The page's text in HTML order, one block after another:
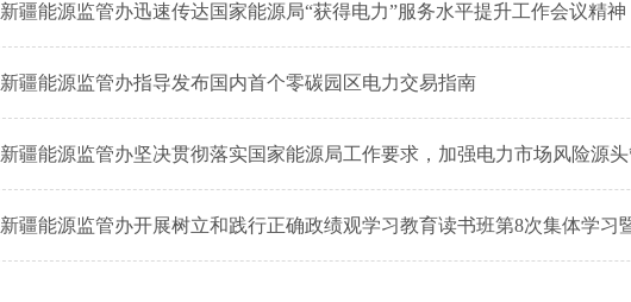
新疆能源监管办迅速传达国家能源局“获得电力”服务水平提升工作会议精神
新疆能源监管办指导发布国内首个零碳园区电力交易指南
新疆能源监管办坚决贯彻落实国家能源局工作要求，加强电力市场风险源
新疆能源监管办开展树立和践行正确政绩观学习教育读书班第8次集体学习